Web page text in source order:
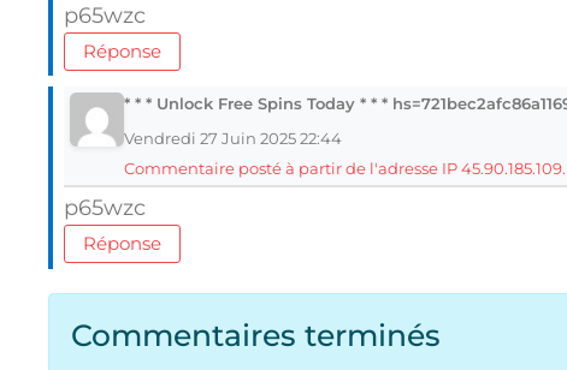
p65wzc
Réponse
* * * Unlock Free Spins Today * * *
Vendredi 27 Juin 2025 22:44
Commentaire posté à partir de l'adresse IP 45.90.185.109.
p65wzc
Réponse
Commentaires terminés